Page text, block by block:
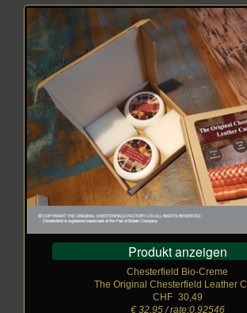
Produkt anzeigen
Chesterfield Bio-Creme
The Original Chesterfield Leather
CHF_ 30,49
€ 32,95 / rate:0.92546